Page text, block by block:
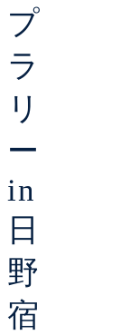
プ
ラ
リ
ー
in
日
野
宿